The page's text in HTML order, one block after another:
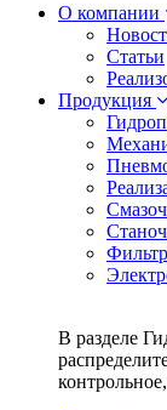
О компании
Статьи
Продукция
В разделе